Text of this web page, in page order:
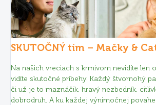
SKUTOČNÝ tím – Mačky &
Na našich vreciach s krmivom nevidíte len
vidíte skutočné príbehy. Každý štvornohý
či už je to maznáčik, hravý nezbedník,
dobrodruh. A ku každej výnimočnej